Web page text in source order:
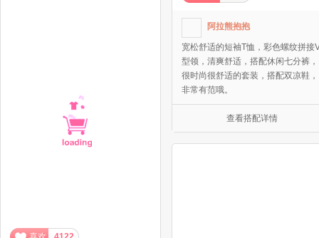
阿拉熊抱抱
宽松舒适的短袖T恤，彩色螺纹拼接
型领，清爽舒适，搭配休闲七分裤，
很时尚很舒适的套装，搭配双凉鞋，
非常有范哦。
查看搭配详情